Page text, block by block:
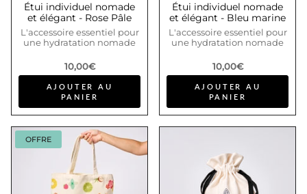
Étui individuel nomade
et élégant - Rose Pâle
L'accessoire essentiel pour
une hydratation nomade
10,00€
AJOUTER AU
PANIER
Étui individuel nomade
et élégant - Bleu marine
L'accessoire essentiel pour
une hydratation nomade
10,00€
AJOUTER AU
PANIER
OFFRE